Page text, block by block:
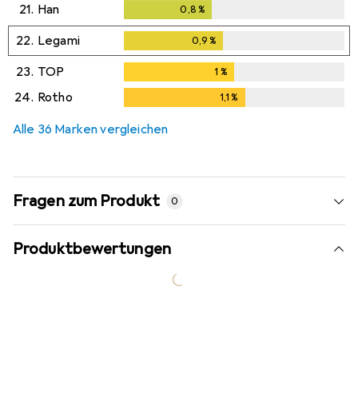
21. Han 0,8 %
22. Legami 0,9%
23. TOP 1 %
24. Rotho 1,1%
Alle 36 Marken vergleichen
Fragen zum Produkt 0
Produktbewertungen